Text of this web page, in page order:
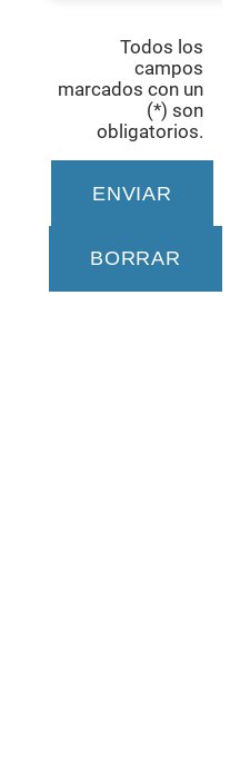
Todos los
campos
marcados con un
(*) son
obligatorios.